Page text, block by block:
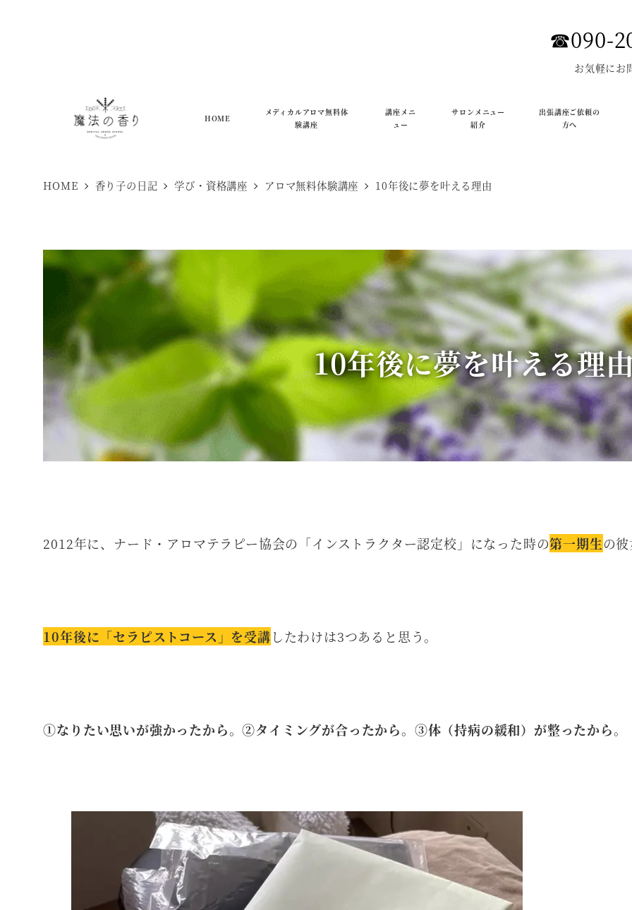
☎︎090-
お気軽にお
HOME
メディカルアロマ無料体
験講座
講座メニ
ュー
サロンメニュー
紹介
出張講座ご依頼の
方へ
HOME 香り子の日記 学び・資格講座 アロマ無料体験講座 10年後に夢を叶える理由
10年後に夢を叶える理
2012年に、ナード・アロマテラピー協会の「インストラクター認定校」になった時の第一期生の
10年後に「セラピストコース」を受講したわけは3つあると思う。
①なりたい思いが強かったから。②タイミングが合ったから。③体（持病の緩和）が整ったから。